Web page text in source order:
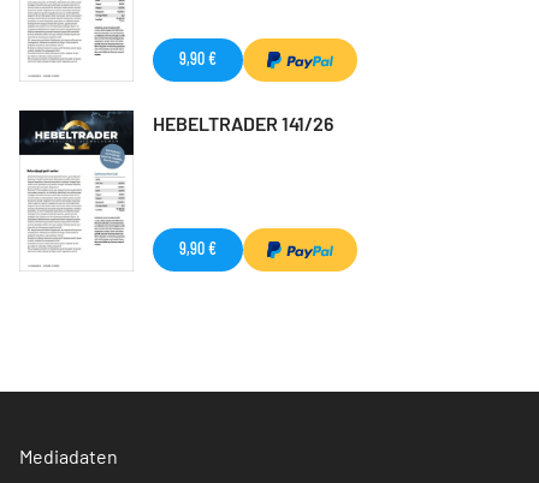
9,90 €
HEBELTRADER 141/26
9,90 €
Mediadaten